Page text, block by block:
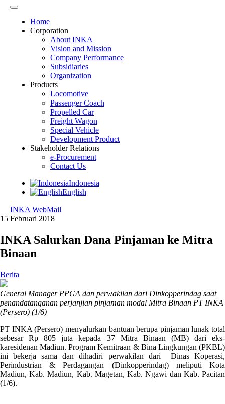
Home
Corporation
About INKA
Vision and Mission
Company Performance
Subsidiaries
Organization
Products
Locomotive
Passenger Coach
Propelled Car
Freight Wagon
Special Vehicle
Development Product
Stakeholder Relations
e-Procurement
Contact Us
Indonesia
English
INKA WebMail
15 Februari 2018
INKA Salurkan Dana Pinjaman ke Mitra
Binaan
Berita
General Manager PPGA dan perwakilan dari Dinkopperindag saat
penandatanganan perjanjian pinjaman modal Mitra Binaan PT INKA
(Persero) (1/6)
PT INKA (Persero) menyalurkan bantuan berupa pinjaman lunak total
sebesar Rp 805 juta kepada 37 Mitra Binaan (MB) dari eks-
karesidenan Madiun. Program Kemitraan & Bina Lingkungan (PKBL)
ini bekerja sama dan dihadiri perwakilan dari Dinas Koperasi,
Perindustrian & Perdagangan (Dinkopperindag) meliputi Kota
Madiun, Kab. Madiun, Kab. Magetan, Kab. Ngawi dan Kab. Pacitan
(1/6).